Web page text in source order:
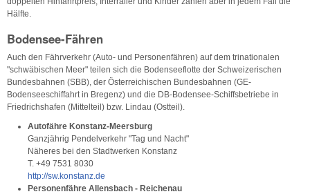
Hälfte.
Bodensee-Fähren
Auch den Fährverkehr (Auto- und Personenfähren) auf dem trinationalen
"schwäbischen Meer" teilen sich die Bodenseeflotte der Schweizerischen
Bundesbahnen (SBB), der Österreichischen Bundesbahnen (GE-
Bodenseeschiffahrt in Bregenz) und die DB-Bodensee-Schiffsbetriebe in
Friedrichshafen (Mittelteil) bzw. Lindau (Ostteil).
Autofähre Konstanz-Meersburg
Ganzjährig Pendelverkehr "Tag und Nacht"
Näheres bei den Stadtwerken Konstanz
T. +49 7531 8030
http://sw.konstanz.de
Personenfähre Allensbach - Reichenau